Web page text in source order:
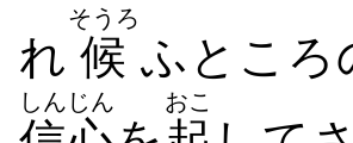
れ 候
そうろ
ふところ
しんじん おこ